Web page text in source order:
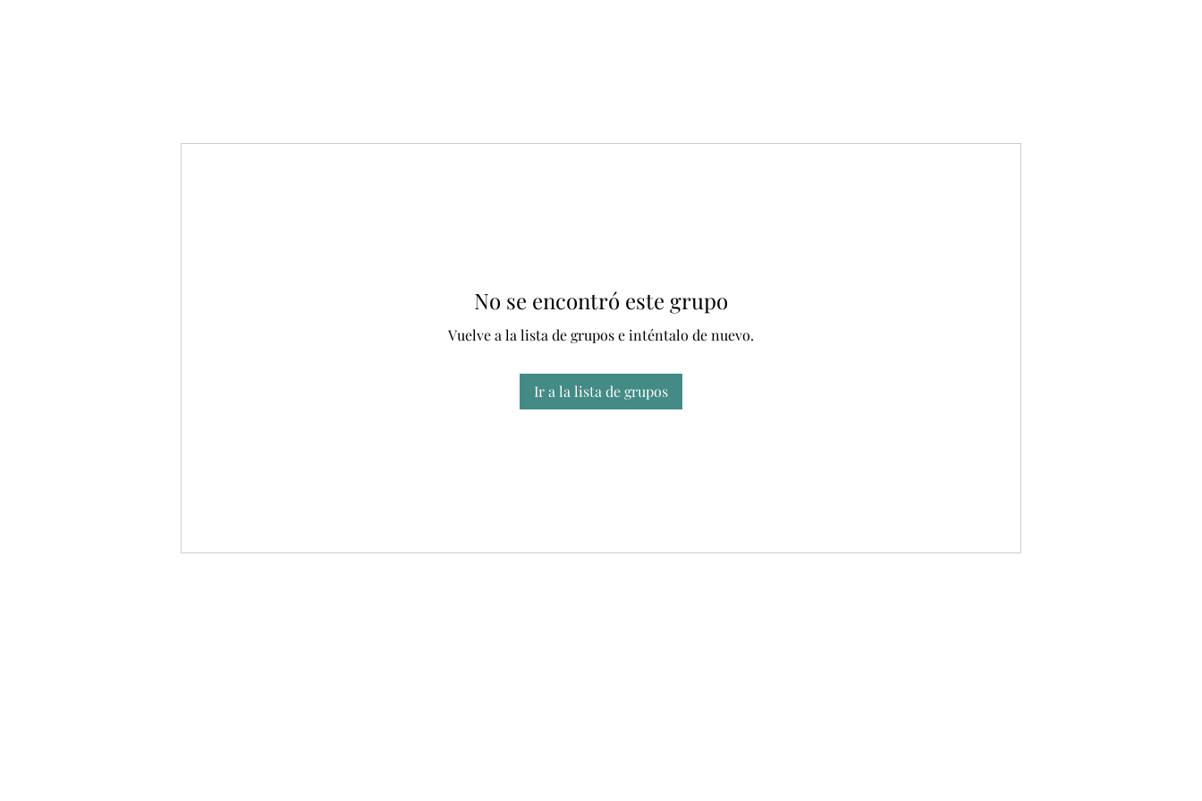
No se encontró este grupo
Vuelve a la lista de grupos e inténtalo de nuevo.
Ir a la lista de grupos